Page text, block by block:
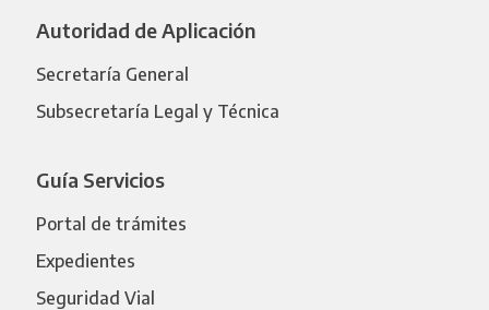
Autoridad de Aplicación
Secretaría General
Subsecretaría Legal y Técnica
Guía Servicios
Portal de trámites
Expedientes
Seguridad Vial